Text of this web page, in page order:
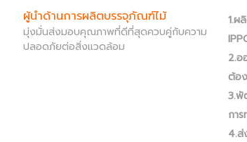
ผู้นำด้านการผลิตบรรจุภัณฑ์ไม้
มุ่งมั่นส่งมอบคุณภาพที่ดีที่สุดควบคู่กับความ
ปลอดภัยต่อสิ่งแวดล้อม
1.ผ
2.
ต้อ
3.พั
กา
4.ส่